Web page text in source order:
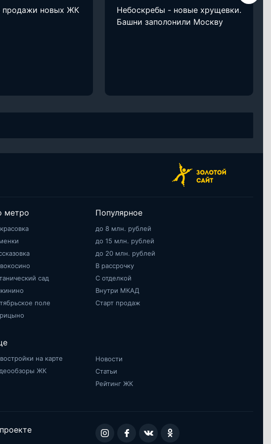
продажи новых ЖК
Небоскребы - новые хрущевки.
Башни заполонили Москву
метро
сад
поле
Популярное
до 8 млн. рублей
до 15 млн. рублей
до 20 млн. рублей
В рассрочку
С отделкой
Внутри МКАД
Старт продаж
на карте
ЖК
Новости
Статьи
Рейтинг ЖК